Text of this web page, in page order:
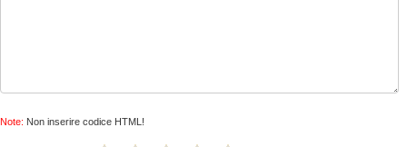
Note: Non inserire codice HTML!